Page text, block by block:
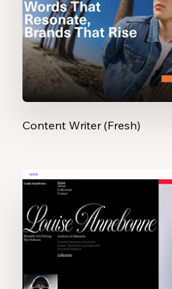
Content Writer (Fresh)